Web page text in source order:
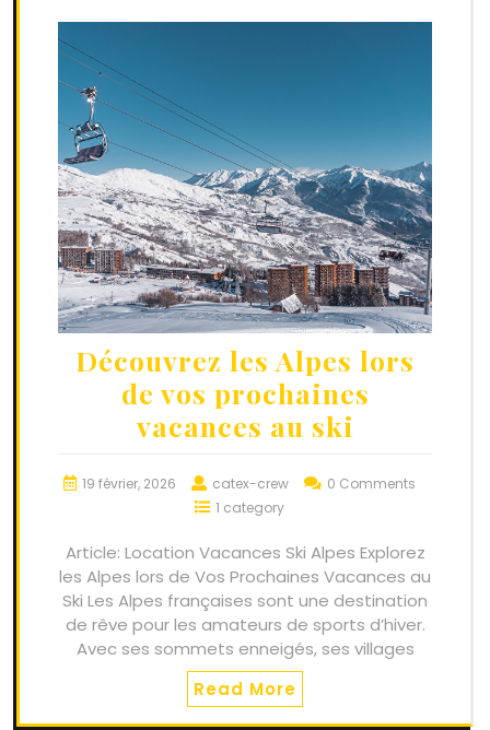
Découvrez les Alpes lors
de vos prochaines
vacances au ski
19 février, 2026 catex-crew
0 Comments
1 category
Article: Location Vacances Ski Alpes Explorez
les Alpes lors de Vos Prochaines Vacances au
Ski Les Alpes françaises sont une destination
de rêve pour les amateurs de sports d’hiver.
Avec ses sommets enneigés, ses villages
Read More